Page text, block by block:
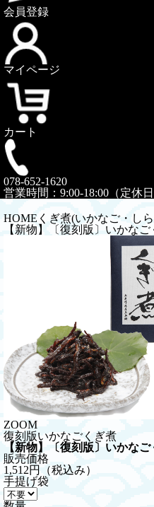
会員登録
マイページ
カート
078-652-1620
営業時間：9:00-18:00（定休
HOME くぎ煮(いかなご・し
【新物】〔復刻版〕いかなご
ZOOM
復刻版いかなごくぎ煮
【新物】〔復刻版〕いかなご
販売価格
1,512円
（税込み）
手提げ袋